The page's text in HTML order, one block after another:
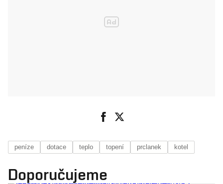
peníze dotace teplo topení prclanek kotel
Doporučujeme